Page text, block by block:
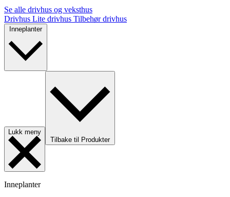
Se alle drivhus og veksthus
Drivhus Lite drivhus Tilbehør drivhus
Inneplanter
Lukk meny
Tilbake til Produkter
Inneplanter